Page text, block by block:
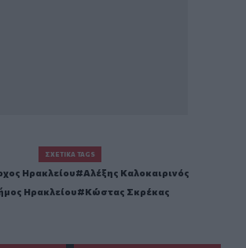
ΣΧΕΤΙΚΆ TAGS
Ηρακλείου
Αλέξης Καλοκαιρινός
Ηρακλείου
Κώστας Σκρέκας